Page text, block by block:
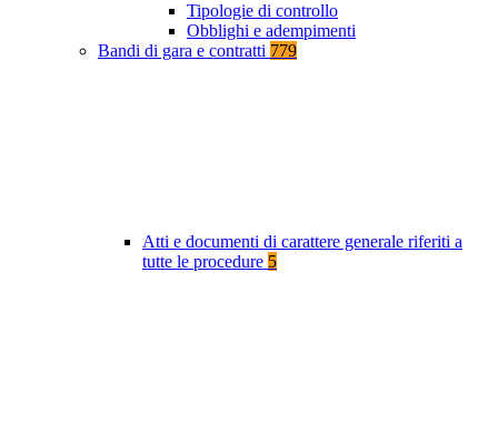
Tipologie di controllo
Obblighi e adempimenti
Bandi di gara e contratti 779
Atti e documenti di carattere generale riferiti a
tutte le procedure 5